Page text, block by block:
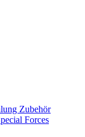
Zubehör
Forces